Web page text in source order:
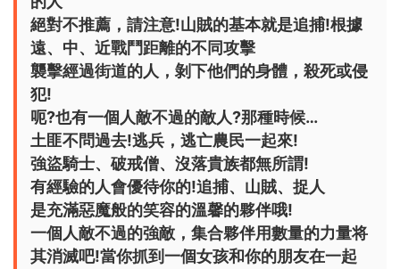
絕對不推薦，請注意!山賊的基本就是追捕!根據
遠、中、近戰鬥距離的不同攻擊
襲擊經過街道的人，剝下他們的身體，殺死或侵
犯!
呃?也有一個人敵不過的敵人?那種時候…
土匪不問過去!逃兵，逃亡農民一起來!
強盜騎士、破戒僧、沒落貴族都無所謂!
有經驗的人會優待你的!追捕、山賊、捉人
是充滿惡魔般的笑容的溫馨的夥伴哦!
一個人敵不過的強敵，集合夥伴用數量的力量将
其消滅吧!當你抓到一個女孩和你的朋友在一起